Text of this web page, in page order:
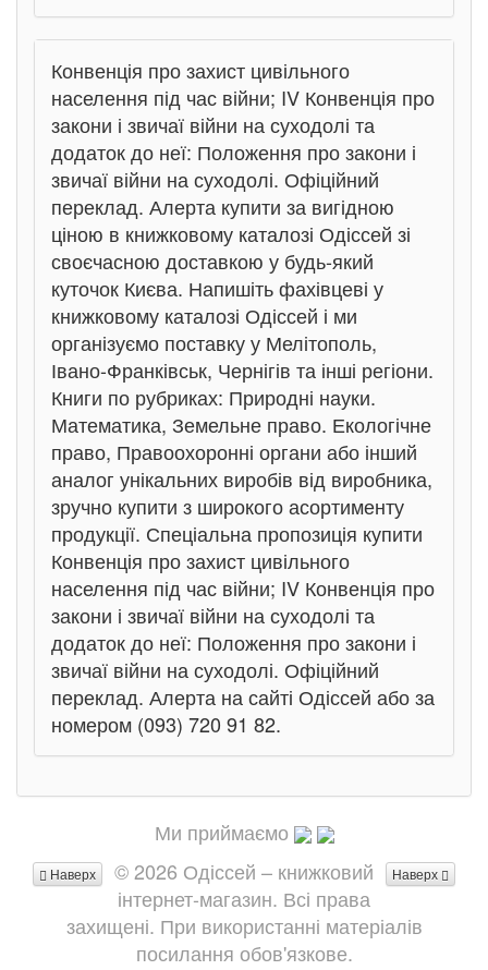
Конвенція про захист цивільного
населення під час війни; IV Конвенція про
закони і звичаї війни на суходолі та
додаток до неї: Положення про закони і
звичаї війни на суходолі. Офіційний
переклад. Алерта купити за вигідною
ціною в книжковому каталозі Одіссей зі
своєчасною доставкою у будь-який
куточок Києва. Напишіть фахівцеві у
книжковому каталозі Одіссей і ми
організуємо поставку у Мелітополь,
Івано-Франківськ, Чернігів та інші регіони.
Книги по рубриках: Природні науки.
Математика, Земельне право. Екологічне
право, Правоохоронні органи або інший
аналог унікальних виробів від виробника,
зручно купити з широкого асортименту
продукції. Спеціальна пропозиція купити
Конвенція про захист цивільного
населення під час війни; IV Конвенція про
закони і звичаї війни на суходолі та
додаток до неї: Положення про закони і
звичаї війни на суходолі. Офіційний
переклад. Алерта на сайті Одіссей або за
номером (093) 720 91 82.
Ми приймаємо
Наверх
Наверх
© 2026 Одіссей – книжковий
інтернет-магазин. Всі права
захищені. При використанні матеріалів
посилання обов'язкове.